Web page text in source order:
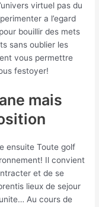
virtuel pas du
a l’egard
bouillir des mets
sans oublier les
vous permettre
festoyer!
mais
ensuite Toute golf
Il convient
et de se
lieux de sejour
Au cours de